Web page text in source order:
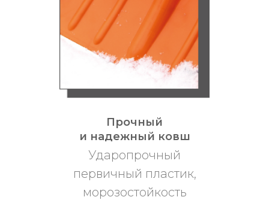
Прочный
и надежный ковш
Ударопрочный
первичный пластик,
морозостойкость